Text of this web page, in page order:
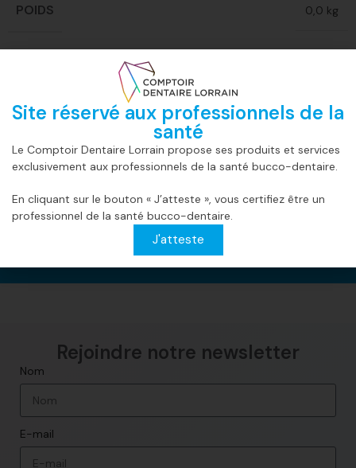
POIDS 0,0 kg
rapide
Expédié et
sécurisé
Payez en ligne
sécurisée.
ligne
Discutez en
notre équipe!
Lorrain
Rejoindre notre newsletter​
Nom
E-mail
Site réservé aux professionnels de la
santé
Le Comptoir Dentaire Lorrain propose ses produits et services
exclusivement aux professionnels de la santé bucco-dentaire.
En cliquant sur le bouton « J’atteste », vous certifiez être un
professionnel de la santé bucco-dentaire.
J'atteste